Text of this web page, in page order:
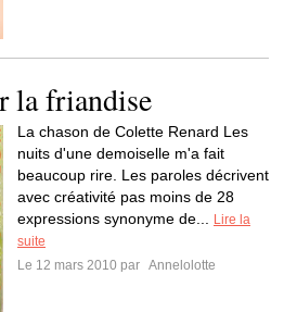
la friandise
La chason de Colette Renard Les
nuits d'une demoiselle m'a fait
beaucoup rire. Les paroles décrivent
avec créativité pas moins de 28
expressions synonyme de...
Lire la
suite
Le 12 mars 2010 par Annelolotte